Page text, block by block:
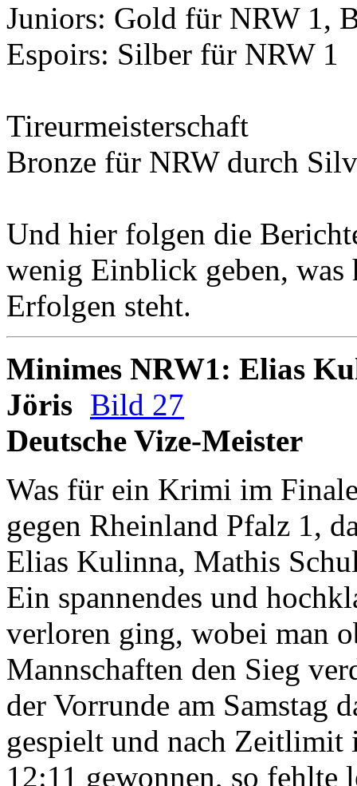
Juniors: Gold für NRW 1,
Espoirs: Silber für NRW 1
Tireurmeisterschaft
Bronze für NRW durch
Und hier folgen die
wenig Einblick geben, was
Erfolgen steht.
Minimes NRW1: Elias
Jöris Bild 27
Deutsche Vize-Meister
Was für ein Krimi im
gegen Rheinland Pfalz 1,
Elias Kulinna, Mathis
Ein spannendes und
verloren ging, wobei man
Mannschaften den Sieg
der Vorrunde am Samstag
gespielt und nach Zeitlimit
12:11 gewonnen, so fehlte